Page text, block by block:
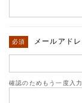
メールアドレ
確認のためもう一度入